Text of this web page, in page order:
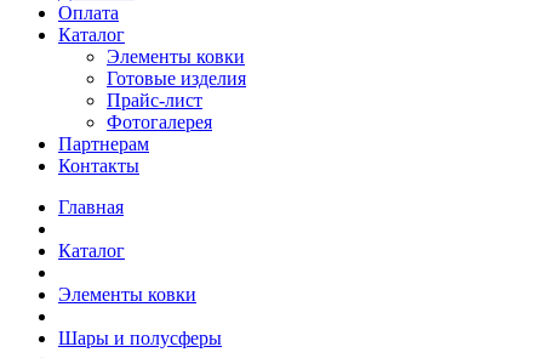
Оплата
Каталог
Элементы ковки
Готовые изделия
Прайс-лист
Фотогалерея
Партнерам
Контакты
Главная
Каталог
Элементы ковки
Шары и полусферы